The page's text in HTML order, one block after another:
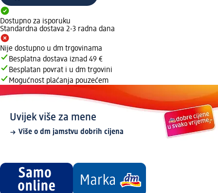
Dostupno za isporuku
Standardna dostava 2-3 radna dana
Nije dostupno u dm trgovinama
Besplatna dostava iznad 49 €
Besplatan povrat i u dm trgovini
Mogućnost plaćanja pouzećem
Uvijek više za mene
Više o dm jamstvu dobrih cijena